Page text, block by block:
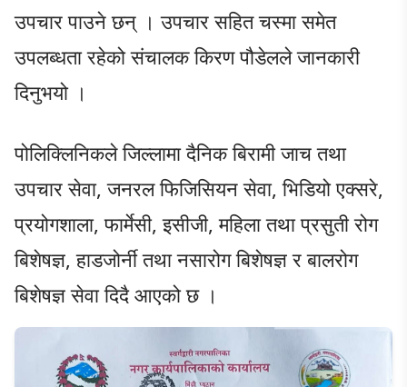
उपचार पाउने छन् । उपचार सहित चस्मा समेत
उपलब्धता रहेको संचालक किरण पौडेलले जानकारी
दिनुभयो ।
पोलिक्लिनिकले जिल्लामा दैनिक बिरामी जाच तथा
उपचार सेवा, जनरल फिजिसियन सेवा, भिडियो एक्सरे,
प्रयोगशाला, फार्मेसी, इसीजी, महिला तथा प्रसुती रोग
बिशेषज्ञ, हाडजोर्नी तथा नसारोग बिशेषज्ञ र बालरोग
बिशेषज्ञ सेवा दिदै आएको छ ।